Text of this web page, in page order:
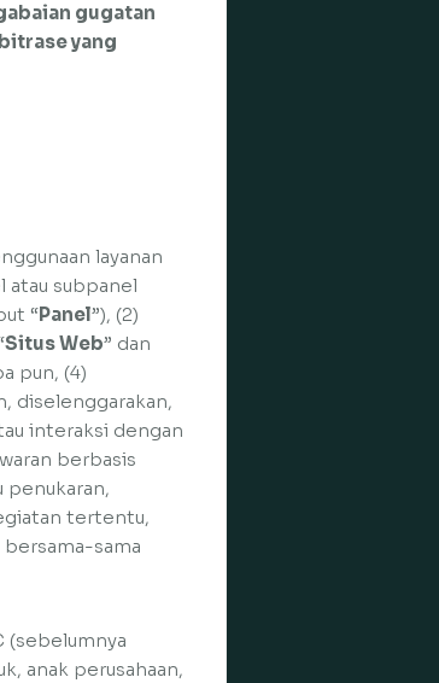
gugatan
yang
layanan
atau subpanel
“Panel”), (2)
Situs Web” dan
pun, (4)
diselenggarakan,
interaksi dengan
berbasis
penukaran,
tertentu,
sama
(sebelumnya
anak perusahaan,